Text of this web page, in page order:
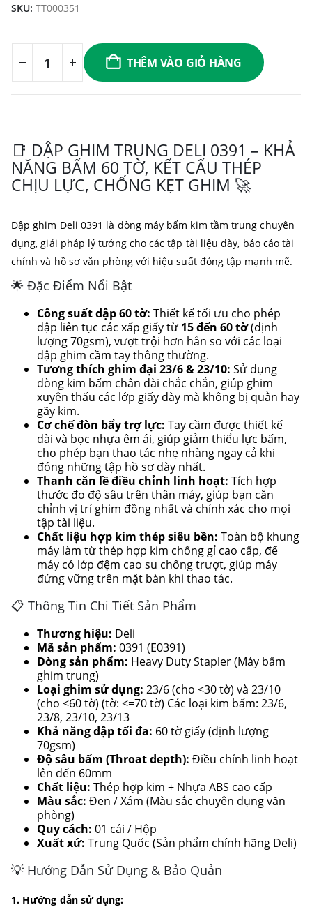
SKU: TT000351
THÊM VÀO GIỎ HÀNG
📑 DẬP GHIM TRUNG DELI 0391 – KHẢ
NĂNG BẤM 60 TỜ, KẾT CẤU THÉP
CHỊU LỰC, CHỐNG KẸT GHIM 🚀
Dập ghim Deli 0391 là dòng máy bấm kim tầm trung chuyên
dụng, giải pháp lý tưởng cho các tập tài liệu dày, báo cáo tài
chính và hồ sơ văn phòng với hiệu suất đóng tập mạnh mẽ.
🌟 Đặc Điểm Nổi Bật
Công suất dập 60 tờ: Thiết kế tối ưu cho phép
dập liên tục các xấp giấy từ 15 đến 60 tờ(định
lượng 70gsm), vượt trội hơn hẳn so với các loại
dập ghim cầm tay thông thường.
Tương thích ghim đại 23/6 & 23/10: Sử dụng
dòng kim bấm chân dài chắc chắn, giúp ghim
xuyên thấu các lớp giấy dày mà không bị quằn hay
gãy kim.
Cơ chế đòn bẩy trợ lực: Tay cầm được thiết kế
dài và bọc nhựa êm ái, giúp giảm thiểu lực bấm,
cho phép bạn thao tác nhẹ nhàng ngay cả khi
đóng những tập hồ sơ dày nhất.
Thanh căn lề điều chỉnh linh hoạt: Tích hợp
thước đo độ sâu trên thân máy, giúp bạn căn
chỉnh vị trí ghim đồng nhất và chính xác cho mọi
tập tài liệu.
Chất liệu hợp kim thép siêu bền: Toàn bộ khung
máy làm từ thép hợp kim chống gỉ cao cấp, đế
máy có lớp đệm cao su chống trượt, giúp máy
đứng vững trên mặt bàn khi thao tác.
📋 Thông Tin Chi Tiết Sản Phẩm
Thương hiệu: Deli
Mã sản phẩm: 0391 (E0391)
Dòng sản phẩm: Heavy Duty Stapler (Máy bấm
ghim trung)
Loại ghim sử dụng: 23/6 (cho <30 tờ) và 23/10
(cho <60 tờ) (tờ: <=70 tờ) Các loại kim bấm: 23/6,
23/8, 23/10, 23/13
Khả năng dập tối đa: 60 tờ giấy (định lượng
70gsm)
Độ sâu bấm (Throat depth): Điều chỉnh linh hoạt
lên đến 60mm
Chất liệu: Thép hợp kim + Nhựa ABS cao cấp
Màu sắc: Đen / Xám (Màu sắc chuyên dụng văn
phòng)
Quy cách: 01 cái / Hộp
Xuất xứ: Trung Quốc (Sản phẩm chính hãng Deli)
💡 Hướng Dẫn Sử Dụng & Bảo Quản
1. Hướng dẫn sử dụng: